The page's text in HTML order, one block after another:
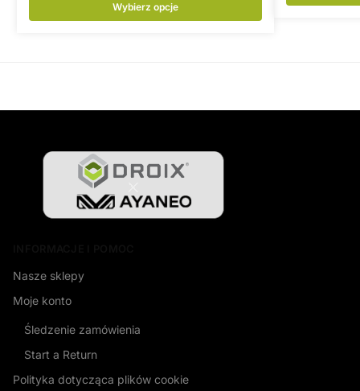
Wybierz opcje
Nasze sklepy
Moje konto
Śledzenie zamówienia
Start a Return
Polityka dotycząca plików cookie